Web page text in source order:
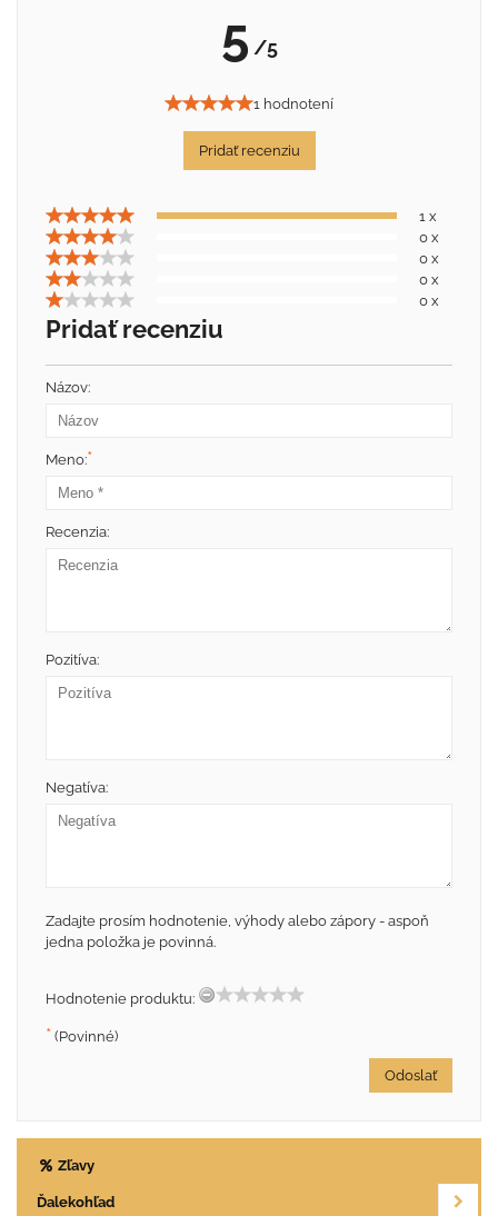
5 /5
1 hodnotení
Pridať recenziu
1 x
0 x
0 x
0 x
0 x
Pridať recenziu
Názov:
Meno:*
Recenzia:
Pozitíva:
Negatíva:
Zadajte prosím hodnotenie, výhody alebo zápory - aspoň
jedna položka je povinná.
Hodnotenie produktu:
* (Povinné)
Odoslať
Zľavy
Ďalekohľad